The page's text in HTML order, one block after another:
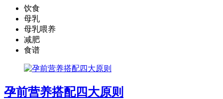
饮食
母乳
母乳喂养
减肥
食谱
孕前营养搭配四大原则